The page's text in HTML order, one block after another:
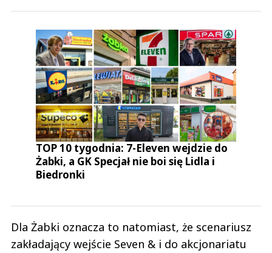
TOP 10 tygodnia: 7-Eleven wejdzie do
Żabki, a GK Specjał nie boi się Lidla i
Biedronki
Dla Żabki oznacza to natomiast, że scenariusz
zakładający wejście Seven & i do akcjonariatu